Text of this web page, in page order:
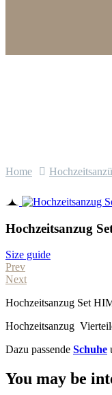
Home
Hochzeitsanzug
Size guide
Prev
Next
Hochzeitsanzug Set
Hochzeitsanzug
Dazu passende Schuhe
You may be